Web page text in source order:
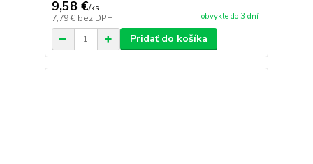
9,58 €/ks
7,79 € bez DPH obvykle do 3 dní
Pridať do košíka